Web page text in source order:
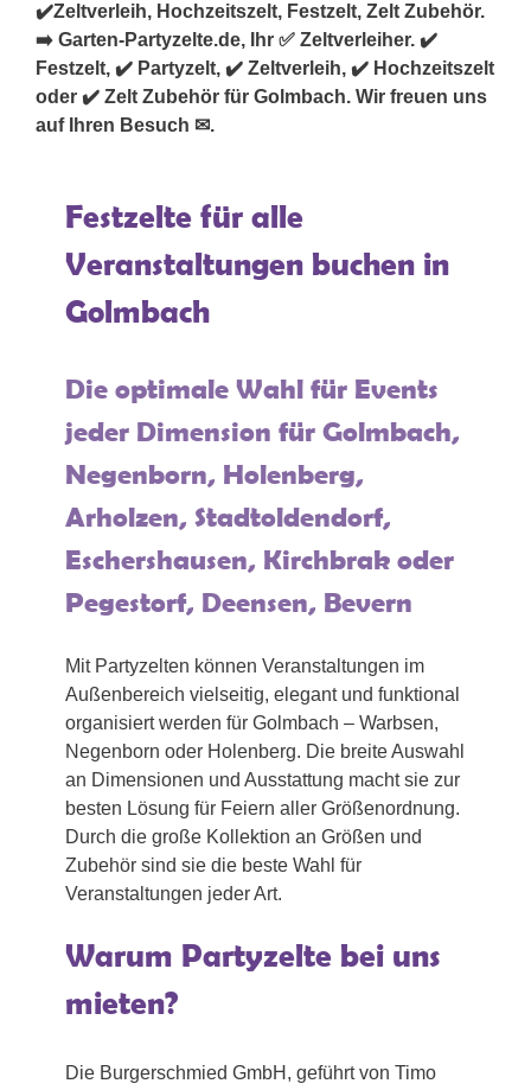
✔️Zeltverleih, Hochzeitszelt, Festzelt, Zelt Zubehör.
➡️ Garten-Partyzelte.de, Ihr ✅ Zeltverleiher. ✔️
Festzelt, ✔️ Partyzelt, ✔️ Zeltverleih, ✔️ Hochzeitszelt
oder ✔️ Zelt Zubehör für Golmbach. Wir freuen uns
auf Ihren Besuch ✉.
Festzelte für alle
Veranstaltungen buchen in
Golmbach
Die optimale Wahl für Events
jeder Dimension für Golmbach,
Negenborn, Holenberg,
Arholzen, Stadtoldendorf,
Eschershausen, Kirchbrak oder
Pegestorf, Deensen, Bevern
Mit Partyzelten können Veranstaltungen im
Außenbereich vielseitig, elegant und funktional
organisiert werden für Golmbach – Warbsen,
Negenborn oder Holenberg. Die breite Auswahl
an Dimensionen und Ausstattung macht sie zur
besten Lösung für Feiern aller Größenordnung.
Durch die große Kollektion an Größen und
Zubehör sind sie die beste Wahl für
Veranstaltungen jeder Art.
Warum Partyzelte bei uns
mieten?
Die Burgerschmied GmbH, geführt von Timo